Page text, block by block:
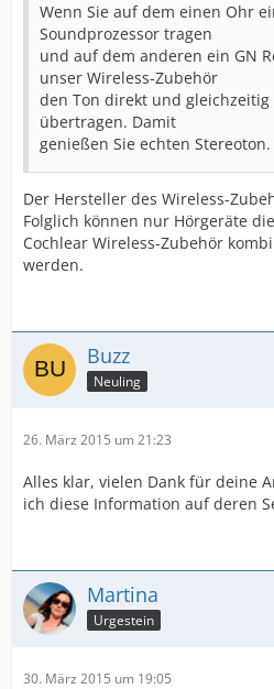
Wenn Sie auf dem einen Ohr
Soundprozessor tragen
und auf dem anderen ein GN
unser Wireless-Zubehör
den Ton direkt und gleichzeitig
übertragen. Damit
genießen Sie echten Stereoton.
Der Hersteller des Wireless-
Folglich können nur Hörgeräte
Cochlear Wireless-Zubehör
werden.
Buzz
Neuling
26. März 2015 um 21:23
Alles klar, vielen Dank für deine
ich diese Information auf deren
Martina
Urgestein
30. März 2015 um 19:05